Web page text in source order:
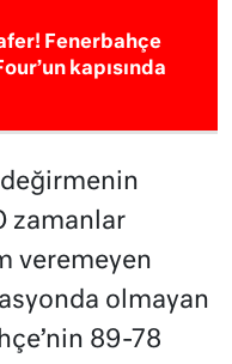
Fenerbahçe
kapısında
zamanlar
veremeyen
olmayan
89-78